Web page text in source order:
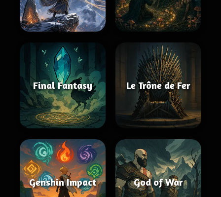
Final Fantasy Le Trône de Fer
Genshin Impact God of War